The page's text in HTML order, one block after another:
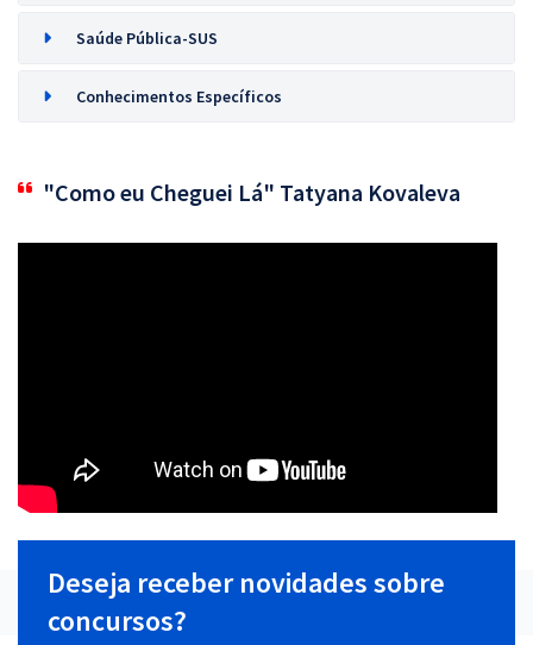
Saúde Pública-SUS
Conhecimentos Específicos
"Como eu Cheguei Lá" Tatyana Kovaleva
Deseja receber novidades sobre
concursos?